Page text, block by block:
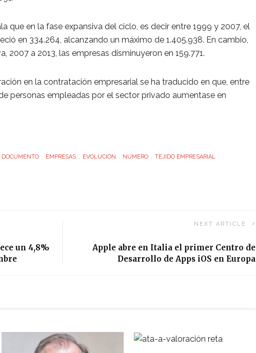
que en la fase expansiva del ciclo, es decir entre 1999 y 2007, el
en 334.264, alcanzando un máximo de 1.405.938. En cambio,
2007 a 2013, las empresas disminuyeron en 159.771.
en la contratación empresarial se ha traducido en que, entre
personas empleadas por el sector privado aumentase en
DOCUMENTO EMPRESAS EVOLUCIÓN NÚMERO TEJIDO EMPRESARIAL
un 4,8%
NEXT ARTICLE
Apple abre en Italia el primer Centro de
Desarrollo de Apps iOS en Europa